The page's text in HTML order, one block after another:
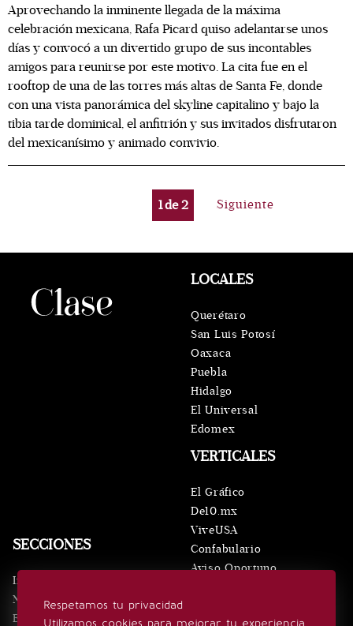
Aprovechando la inminente llegada de la máxima
celebración mexicana, Rafa Picard quiso adelantarse unos
días y convocó a un divertido grupo de sus incontables
amigos para reunirse por este motivo. La cita fue en el
rooftop de una de las torres más altas de Santa Fe, donde
con una vista panorámica del skyline capitalino y bajo la
tibia tarde dominical, el anfitrión y sus invitados disfrutaron
del mexicanísimo y animado convivio.
1de2 Siguiente
Respetamos tu privacidad
Utilizamos cookies para mejorar tu experiencia
SECCIONES
Inicio
Noticias
Eventos
VERTICALES
El Gráfico
De10.mx
ViveUSA
Confabulario
Aviso Oportuno
LOCALES
Querétaro
San Luis Potosí
Oaxaca
Puebla
Hidalgo
El Universal
Edomex